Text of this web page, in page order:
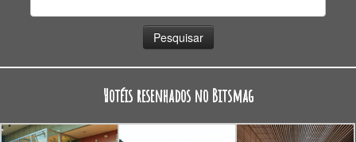
Hotéis resenhados no Bitsmag